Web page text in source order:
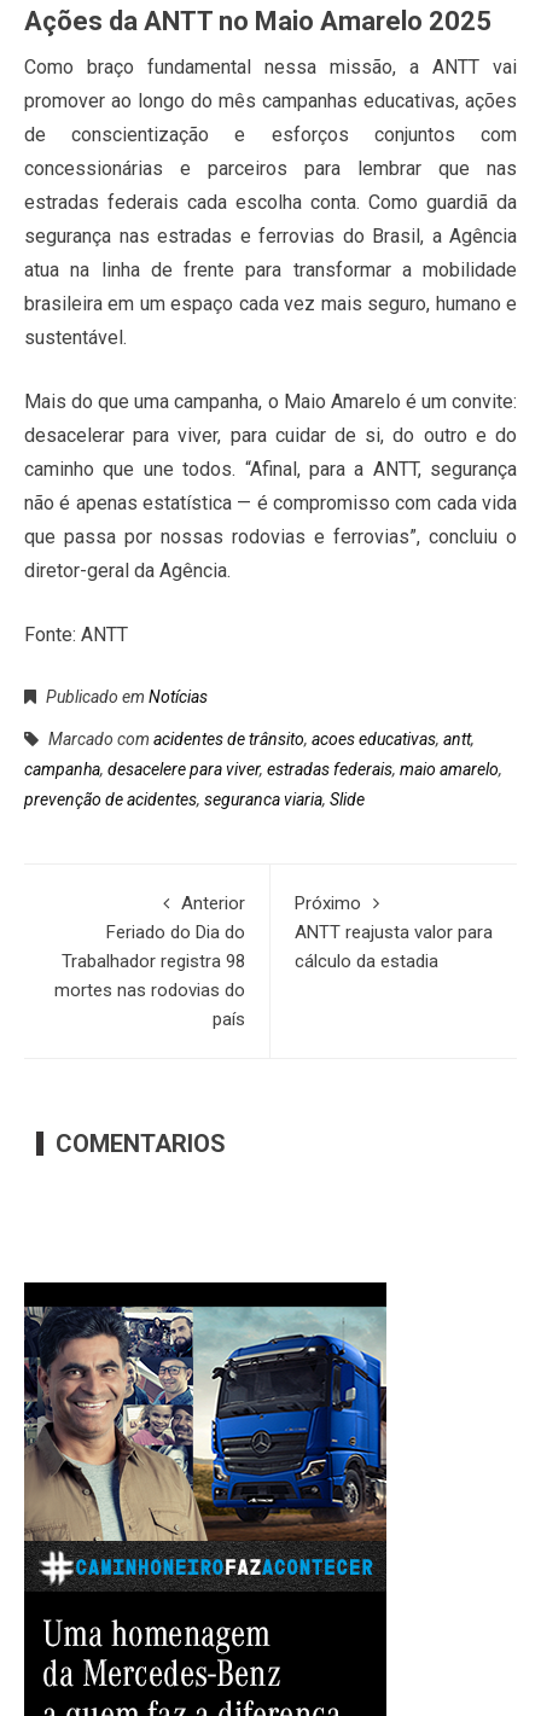
Ações da ANTT no Maio Amarelo 2025
Como braço fundamental nessa missão, a ANTT vai
promover ao longo do mês campanhas educativas, ações
de conscientização e esforços conjuntos com
concessionárias e parceiros para lembrar que nas
estradas federais cada escolha conta. Como guardiã da
segurança nas estradas e ferrovias do Brasil, a Agência
atua na linha de frente para transformar a mobilidade
brasileira em um espaço cada vez mais seguro, humano e
sustentável.
Mais do que uma campanha, o Maio Amarelo é um convite:
desacelerar para viver, para cuidar de si, do outro e do
caminho que une todos. “Afinal, para a ANTT, segurança
não é apenas estatística — é compromisso com cada vida
que passa por nossas rodovias e ferrovias”, concluiu o
diretor-geral da Agência.
Fonte: ANTT
Publicado em Notícias
Marcado com acidentes de trânsito, acoes educativas, antt,
campanha, desacelere para viver, estradas federais, maio amarelo,
prevenção de acidentes, seguranca viaria, Slide
Anterior
Feriado do Dia do
Trabalhador registra 98
mortes nas rodovias do
país
Próximo
ANTT reajusta valor para
cálculo da estadia
COMENTARIOS